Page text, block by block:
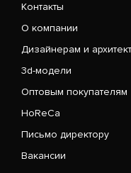
Контакты
О компании
Дизайнерам и
3d-модели
Оптовым покупателям
HoReCa
Письмо директору
Вакансии